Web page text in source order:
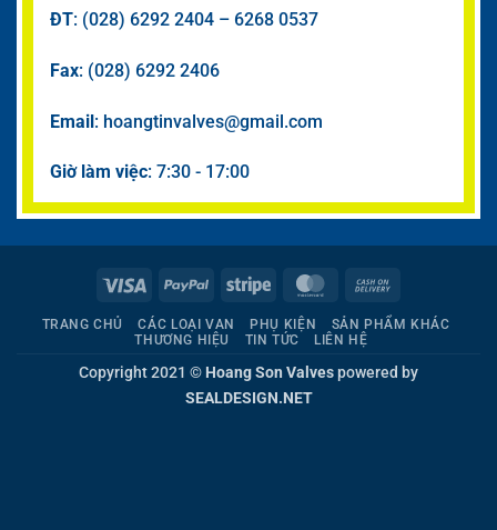
ĐT: (028) 6292 2404 – 6268 0537
Fax: (028) 6292 2406
Email: hoangtinvalves@gmail.com
Giờ làm việc: 7:30 - 17:00
Visa PayPal Stripe MasterCard
Delivery
TRANG CHỦ CÁC LOẠI VAN PHỤ KIỆN
SẢN PHẨM KHÁC
THƯƠNG HIỆU
TIN TỨC LIÊN HỆ
Copyright 2021 © Hoang Son Valvespowered by
SEALDESIGN.NET